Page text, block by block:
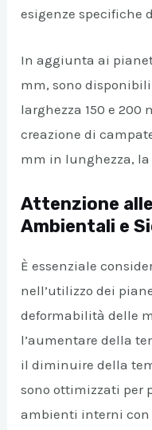
esigenze specifiche
In aggiunta ai
mm, sono
larghezza 150 e 200
creazione di
mm in lunghezza,
Attenzione
Ambientali e
È essenziale
nell’utilizzo dei
deformabilità delle
l’aumentare della
il diminuire della
sono ottimizzati per
ambienti interni